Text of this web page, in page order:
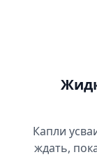
Капли
ждать,